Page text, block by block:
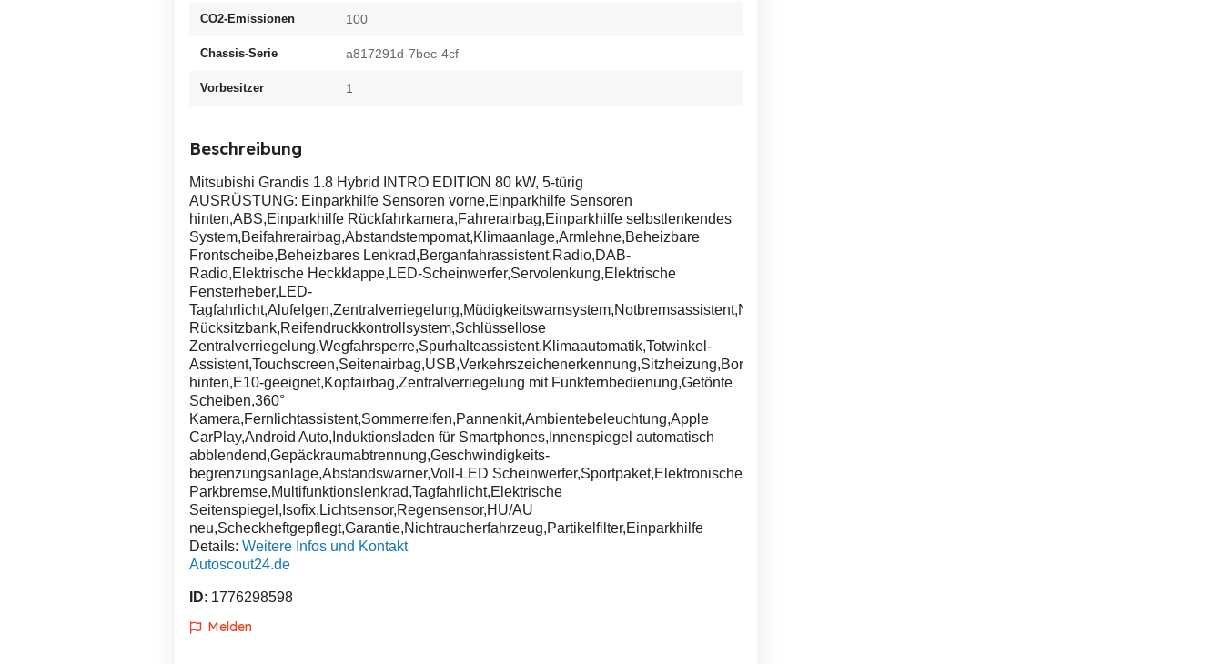
CO2-Emissionen 100
Chassis-Serie a817291d-7bec-4cf
Vorbesitzer 1
Beschreibung
Mitsubishi Grandis 1.8 Hybrid INTRO EDITION 80 kW, 5-türig
AUSRÜSTUNG: Einparkhilfe Sensoren vorne,Einparkhilfe Sensoren
hinten,ABS,Einparkhilfe Rückfahrkamera,Fahrerairbag,Einparkhilfe selbstlenkendes
System,Beifahrerairbag,Abstandstempomat,Klimaanlage,Armlehne,Beheizbare
Frontscheibe,Beheizbares Lenkrad,Berganfahrassistent,Radio,DAB-
Radio,Elektrische Heckklappe,LED-Scheinwerfer,Servolenkung,Elektrische
Fensterheber,LED-
Tagfahrlicht,Alufelgen,Zentralverriegelung,Müdigkeitswarnsystem,Notbremsassistent,Notrufsystem,teilb.
Rücksitzbank,Reifendruckkontrollsystem,Schlüssellose
Zentralverriegelung,Wegfahrsperre,Spurhalteassistent,Klimaautomatik,Totwinkel-
Assistent,Touchscreen,Seitenairbag,USB,Verkehrszeichenerkennung,Sitzheizung,Bordcomputer,Airbag
hinten,E10-geeignet,Kopfairbag,Zentralverriegelung mit Funkfernbedienung,Getönte
Scheiben,360°
Kamera,Fernlichtassistent,Sommerreifen,Pannenkit,Ambientebeleuchtung,Apple
CarPlay,Android Auto,Induktionsladen für Smartphones,Innenspiegel automatisch
abblendend,Gepäckraumabtrennung,Geschwindigkeits-
begrenzungsanlage,Abstandswarner,Voll-LED Scheinwerfer,Sportpaket,Elektronische
Parkbremse,Multifunktionslenkrad,Tagfahrlicht,Elektrische
Seitenspiegel,Isofix,Lichtsensor,Regensensor,HU/AU
neu,Scheckheftgepflegt,Garantie,Nichtraucherfahrzeug,Partikelfilter,Einparkhilfe
Details: Weitere Infos und Kontakt
Autoscout24.de
ID: 1776298598
Melden